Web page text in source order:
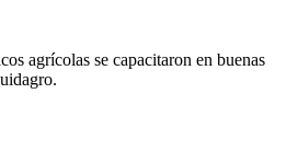
agrícolas se capacitaron en buenas